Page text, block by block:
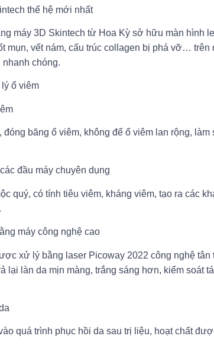
thế hệ mới nhất
máy 3D Skintech từ Hoa Kỳ sở hữu màn hình
mụn, vết nám, cấu trúc collagen bị phá vỡ… trên
chóng.
ổ viêm
băng ổ viêm, không để ổ viêm lan rộng, làm
đầu máy chuyên dụng
quý, có tính tiêu viêm, kháng viêm, tạo ra các
máy công nghệ cao
xử lý bằng laser Picoway 2022 công nghệ tân
lại làn da mịn màng, trắng sáng hơn, kiểm soát
quá trình phục hồi da sau trị liệu, hoạt chất